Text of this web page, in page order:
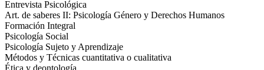
Entrevista Psicológica
Art. de saberes II: Psicología Género y Derechos Humanos
Formación Integral
Psicología Social
Psicología Sujeto y Aprendizaje
Métodos y Técnicas cuantitativa o cualitativa
Ética y deontología